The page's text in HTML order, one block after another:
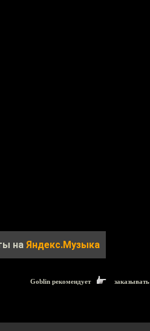
на Яндекс.Музыка
Goblin рекомендует заказывать